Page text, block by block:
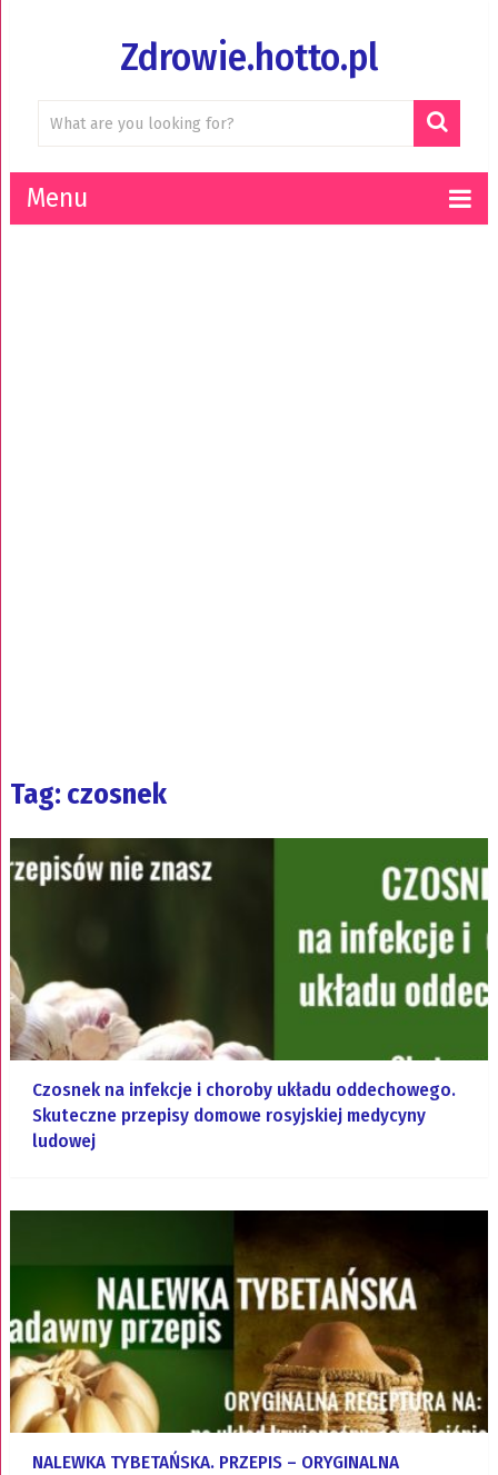
Zdrowie.hotto.pl
Menu
Tag: czosnek
Czosnek na infekcje i choroby układu oddechowego.
Skuteczne przepisy domowe rosyjskiej medycyny
ludowej
NALEWKA TYBETAŃSKA. PRZEPIS – ORYGINALNA